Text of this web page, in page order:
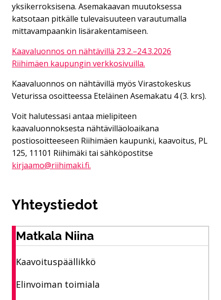
yksikerroksisena. Asemakaavan muutoksessa
katsotaan pitkälle tulevaisuuteen varautumalla
mittavampaankin lisärakentamiseen.
Kaavaluonnos on nähtävillä 23.2.–24.3.2026
Riihimäen kaupungin verkkosivuilla.
Kaavaluonnos on nähtävillä myös Virastokeskus
Veturissa osoitteessa Eteläinen Asemakatu 4 (3. krs).
Voit halutessasi antaa mielipiteen
kaavaluonnoksesta nähtävilläoloaikana
postiosoitteeseen Riihimäen kaupunki, kaavoitus, PL
125, 11101 Riihimäki tai sähköpostitse
kirjaamo@riihimaki.fi.
Yhteystiedot
Matkala Niina
Kaavoituspäällikkö
Elinvoiman toimiala